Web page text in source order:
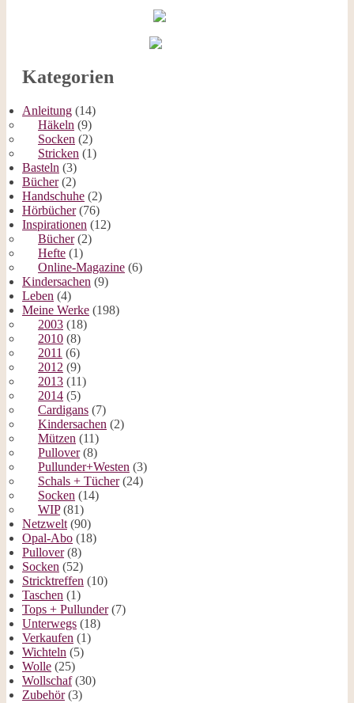
Kategorien
Anleitung (14)
Häkeln (9)
Socken (2)
Stricken (1)
Basteln (3)
Bücher(2)
Handschuhe (2)
Hörbücher(76)
Inspirationen (12)
Bücher(2)
Hefte (1)
Online-Magazine (6)
Kindersachen (9)
Leben (4)
Meine Werke (198)
2003 (18)
2010 (8)
2011 (6)
2012 (9)
2013 (11)
2014 (5)
Cardigans (7)
Kindersachen (2)
Mützen (11)
Pullover(8)
Pullunder+Westen (3)
Schals + Tücher(24)
Socken (14)
WIP(81)
Netzwelt (90)
Opal-Abo (18)
Pullover(8)
Socken (52)
Stricktreffen (10)
Taschen (1)
Tops + Pullunder(7)
Unterwegs (18)
Verkaufen (1)
Wichteln (5)
Wolle (25)
Wollschaf(30)
Zubehör(3)